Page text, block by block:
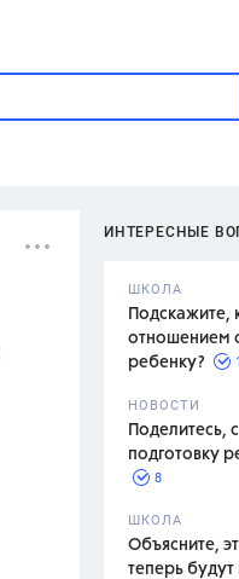
ИНТЕРЕСНЫЕ
ШКОЛА
Подскажите,
отношением
ребенку?
НОВОСТИ
Поделитесь,
подготовку
8
ШКОЛА
Объясните,
теперь